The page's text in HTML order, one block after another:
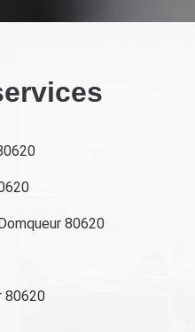
80620
80620